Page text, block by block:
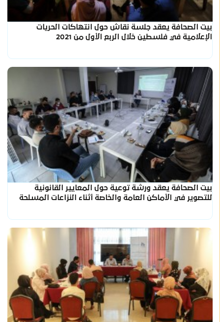
بيت الصحافة يعقد جلسة نقاش حول انتهاكات الحريات
الإعلامية في فلسطين خلال الربع الأول من 2021
بيت الصحافة يعقد ورشة توعية حول المعايير القانونية
للتصوير في الأماكن العامة والخاصة أثناء النزاعات المسلحة